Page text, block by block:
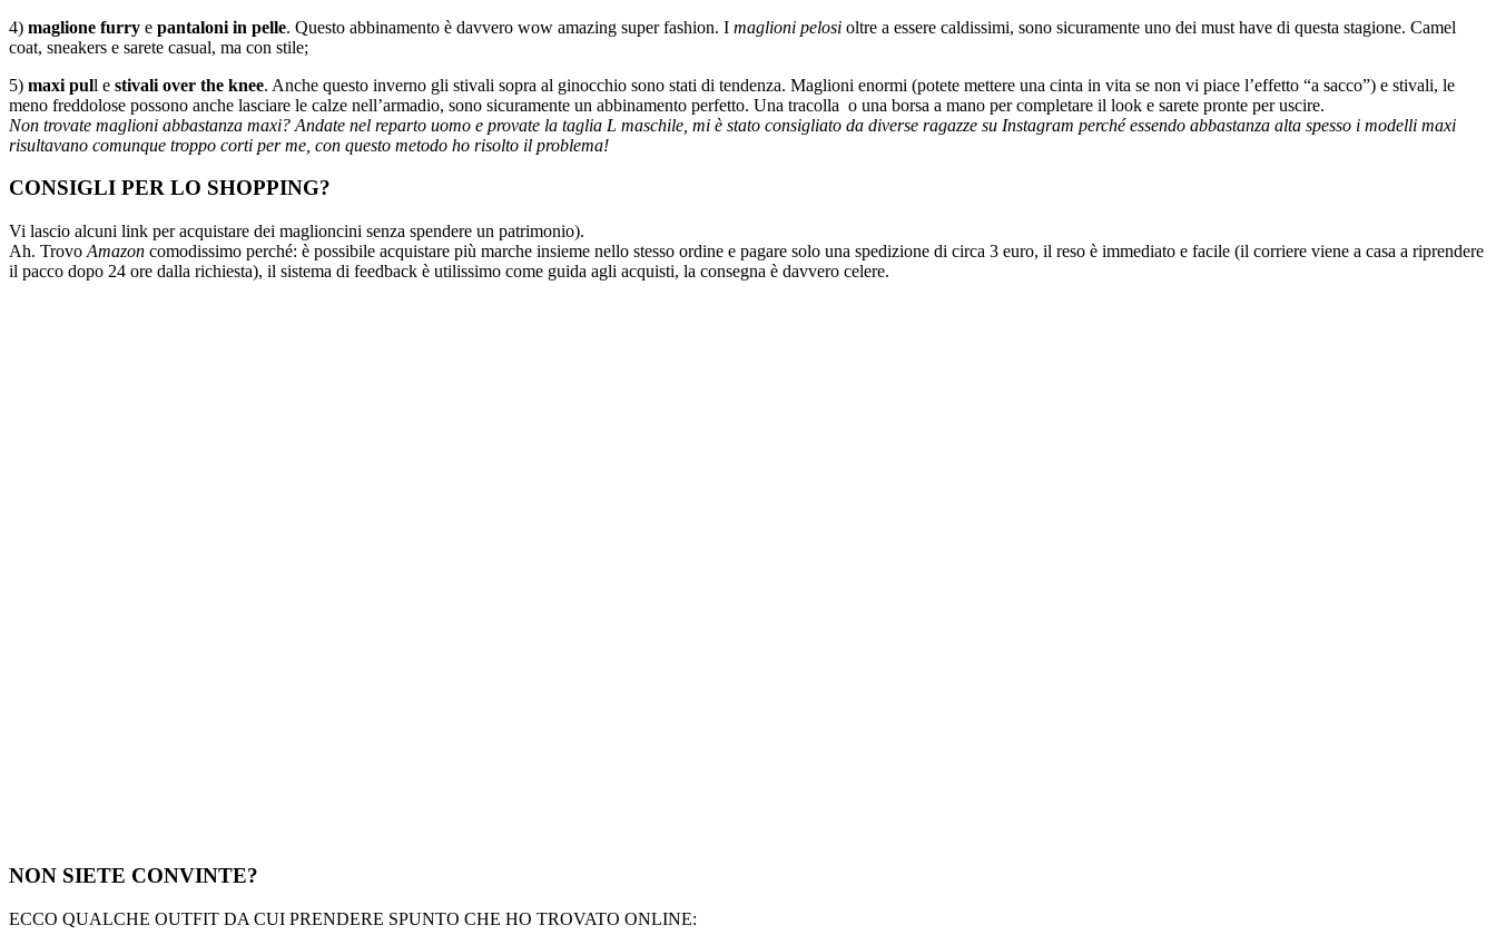
4) maglione furry e pantaloni in pelle. Questo abbinamento è davvero wow amazing super fashion. I maglioni pelosi oltre a essere caldissimi, sono sicuramente uno dei must have di questa stagione. Camel
coat, sneakers e sarete casual, ma con stile;
5) maxi pull e stivali over the knee. Anche questo inverno gli stivali sopra al ginocchio sono stati di tendenza. Maglioni enormi (potete mettere una cinta in vita se non vi piace l’effetto “a sacco”) e stivali, le
meno freddolose possono anche lasciare le calze nell’armadio, sono sicuramente un abbinamento perfetto. Una tracolla o una borsa a mano per completare il look e sarete pronte per uscire.
Non trovate maglioni abbastanza maxi? Andate nel reparto uomo e provate la taglia L maschile, mi è stato consigliato da diverse ragazze su Instagram perché essendo abbastanza alta spesso i modelli maxi
risultavano comunque troppo corti per me, con questo metodo ho risolto il problema!
CONSIGLI PER LO SHOPPING?
Vi lascio alcuni link per acquistare dei maglioncini senza spendere un patrimonio).
Ah. Trovo Amazon comodissimo perché: è possibile acquistare più marche insieme nello stesso ordine e pagare solo una spedizione di circa 3 euro, il reso è immediato e facile (il corriere viene a casa a riprendere
il pacco dopo 24 ore dalla richiesta), il sistema di feedback è utilissimo come guida agli acquisti, la consegna è davvero celere.
NON SIETE CONVINTE?
ECCO QUALCHE OUTFIT DA CUI PRENDERE SPUNTO CHE HO TROVATO ONLINE: